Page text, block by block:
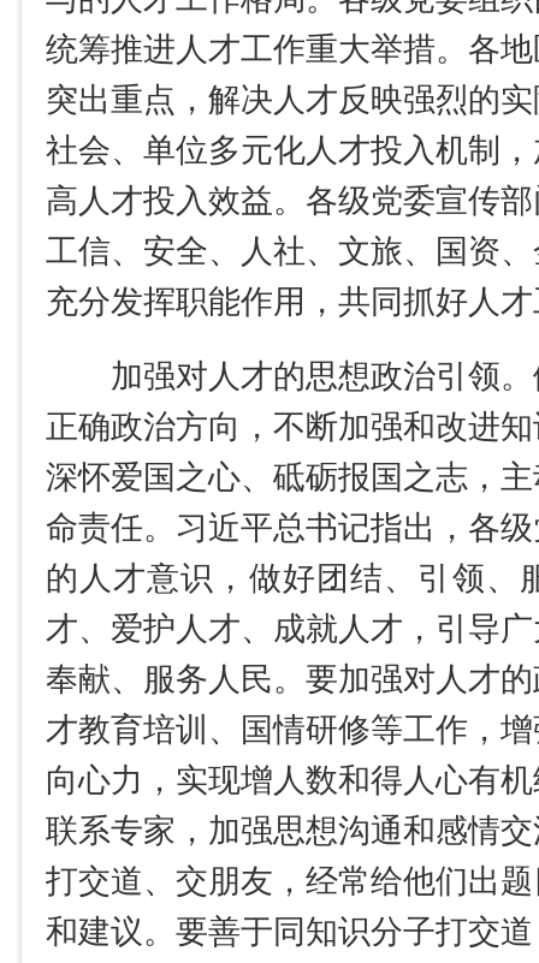
统筹推进人才工作重大举措。各
突出重点，解决人才反映强烈的
社会、单位多元化人才投入机制
高人才投入效益。各级党委宣传
工信、安全、人社、文旅、国资
充分发挥职能作用，共同抓好人
加强对人才的思想政治引领。
正确政治方向，不断加强和改进
深怀爱国之心、砥砺报国之志，
命责任。习近平总书记指出，各
的人才意识，做好团结、引领、
才、爱护人才、成就人才，引导
奉献、服务人民。要加强对人才
才教育培训、国情研修等工作，
向心力，实现增人数和得人心有
联系专家，加强思想沟通和感情
打交道、交朋友，经常给他们出
和建议。要善于同知识分子打交